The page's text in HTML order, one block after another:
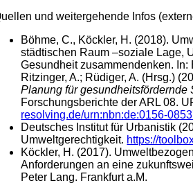
und weitergehende Infos
Böhme, C., Köckler, H. (2018).
städtischen Raum –soziale Lage,
Gesundheit zusammendenken. In:
Ritzinger, A.; Rüdiger, A. (Hrsg.)
Planung für gesundheitsfördernde
Forschungsberichte der ARL 08.
resolving.de/urn:nbn:de:0156-
Deutsches Institut für Urbanistik
Umweltgerechtigkeit. https://
Köckler, H. (2017).
Anforderungen an eine
Peter Lang. Frankfurt a.M.